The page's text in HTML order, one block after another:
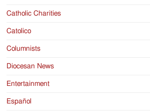
Catholic Charities
Catolico
Columnists
Diocesan News
Entertainment
Español